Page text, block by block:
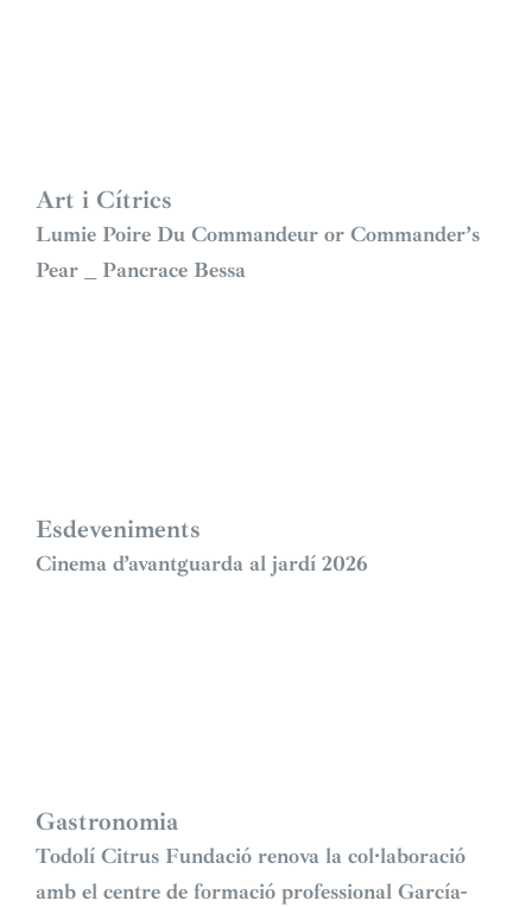
Art i Cítrics
Lumie Poire Du Commandeur or Commander’s
Pear _ Pancrace Bessa
Esdeveniments
Cinema d’avantguarda al jardí 2026
Gastronomia
Todolí Citrus Fundació renova la col·laboració
amb el centre de formació professional García-